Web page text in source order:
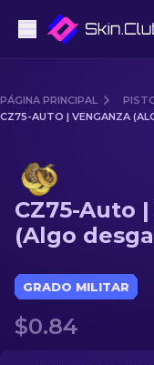
Gama media
Fusiles
Fusiles de
Guantes
PÁGINA PRINCIPAL
CZ75-AUTO | VENGANZA
CZ75-Auto
(Algo
GRADO MILITAR
$0.84